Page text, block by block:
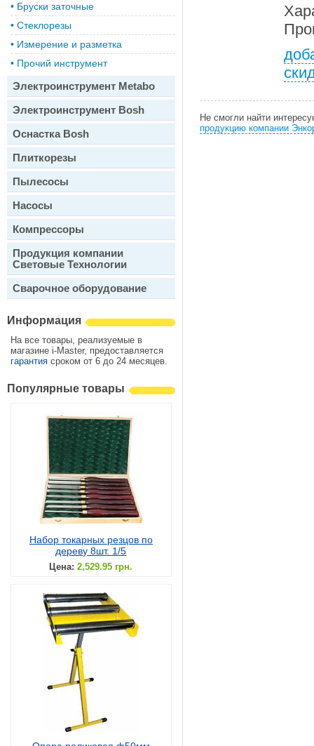
• Бруски заточные
• Стеклорезы
• Измерение и разметка
• Прочий инструмент
Электроинструмент Metabo
Электроинструмент Bosh
Оснастка Bosh
Плиткорезы
Пылесосы
Насосы
Компрессоры
Продукция компании
Световые Технологии
Сварочное оборудование
Информация
На все товары, реализуемые в
магазине i-Master, предоставляется
гарантия сроком от 6 до 24 месяцев.
Популярные товары
Набор токарных резцов по
дереву 8шт. 1/5
Цена: 2,529.95 грн.
Не смогли найти
продукцию компании